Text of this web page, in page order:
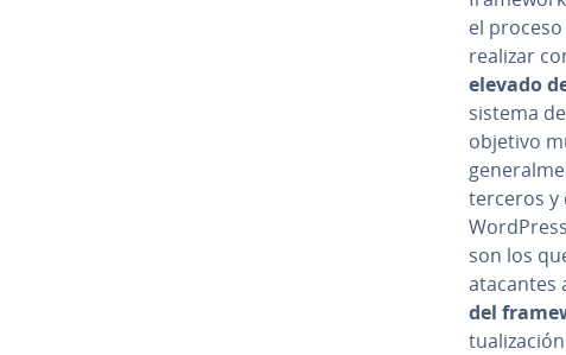
el
realizar
elevado
sistema
objetivo
terceros y
son los
atacantes
del